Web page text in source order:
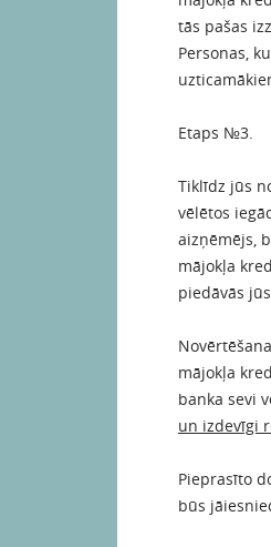
tās pašas
Personas,
Etaps №3.
Tiklīdz jūs
vēlētos
aizņēmējs,
mājokļa
piedāvās
mājokļa
banka sevi
un izdevīgi
Pieprasīto
būs